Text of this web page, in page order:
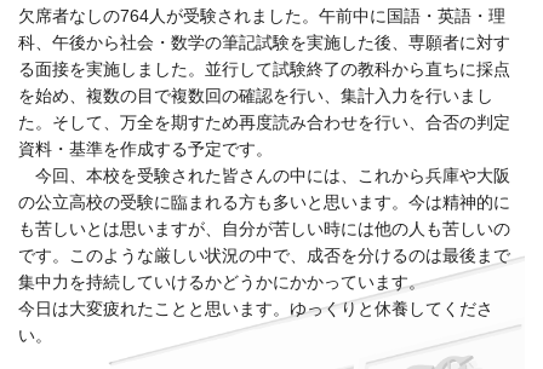
欠席者なしの764人が受験されました。午前中に国語・英語・理
科、午後から社会・数学の筆記試験を実施した後、専願者に対す
る面接を実施しました。並行して試験終了の教科から直ちに採点
を始め、複数の目で複数回の確認を行い、集計入力を行いまし
た。そして、万全を期すため再度読み合わせを行い、合否の判定
資料・基準を作成する予定です。
今回、本校を受験された皆さんの中には、これから兵庫や大阪
の公立高校の受験に臨まれる方も多いと思います。今は精神的に
も苦しいとは思いますが、自分が苦しい時には他の人も苦しいの
です。このような厳しい状況の中で、成否を分けるのは最後まで
集中力を持続していけるかどうかにかかっています。
今日は大変疲れたことと思います。ゆっくりと休養してくださ
い。